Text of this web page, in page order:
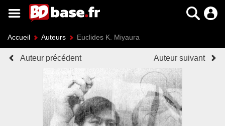
Accueil Auteurs Euclides K. Miyaura
Auteur précédent Auteur suivant